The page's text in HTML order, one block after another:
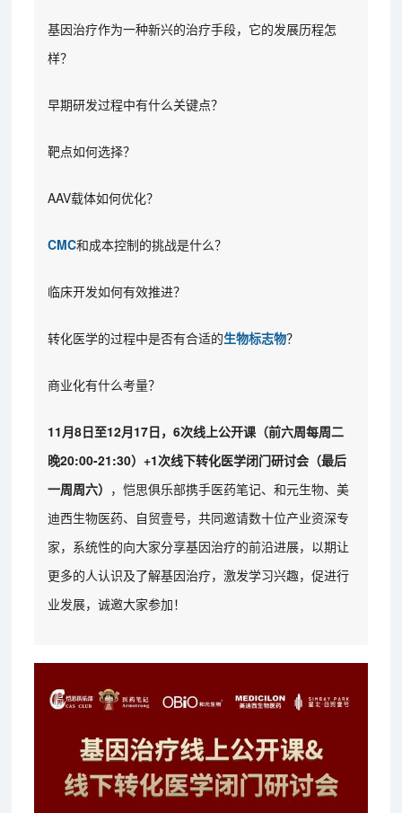
基因治疗作为一种新兴的治疗手段，它的发展历程怎
样？
早期研发过程中有什么关键点？
靶点如何选择？
AAV载体如何优化？
CMC和成本控制的挑战是什么？
临床开发如何有效推进？
转化医学的过程中是否有合适的生物标志物？
商业化有什么考量？
11月8日至12月17日，6次线上公开课（前六周每周二
晚20:00-21:30）+1次线下转化医学闭门研讨会（最后
一周周六） ，恺思俱乐部携手医药笔记、和元生物、美
迪西生物医药、自贸壹号，共同邀请数十位产业资深专
家，系统性的向大家分享基因治疗的前沿进展，以期让
更多的人认识及了解基因治疗，激发学习兴趣，促进行
业发展，诚邀大家参加！